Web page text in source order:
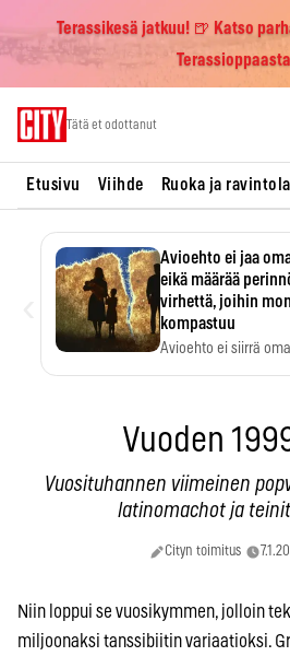
Terassikesä jatkuu! 🍺 Katso
Tätä et odottanut
Etusivu Viihde Ruoka ja
Avioehto ei jaa
eikä määrää
virhettä, joihin
kompastuu
Avioehto ei siirrä
Vuoden
Vuosituhannen viimeinen
latinomachot ja
Cityn toimitus
Niin loppui se vuosikymmen, jolloin
miljoonaksi tanssibiitin variaatioksi.